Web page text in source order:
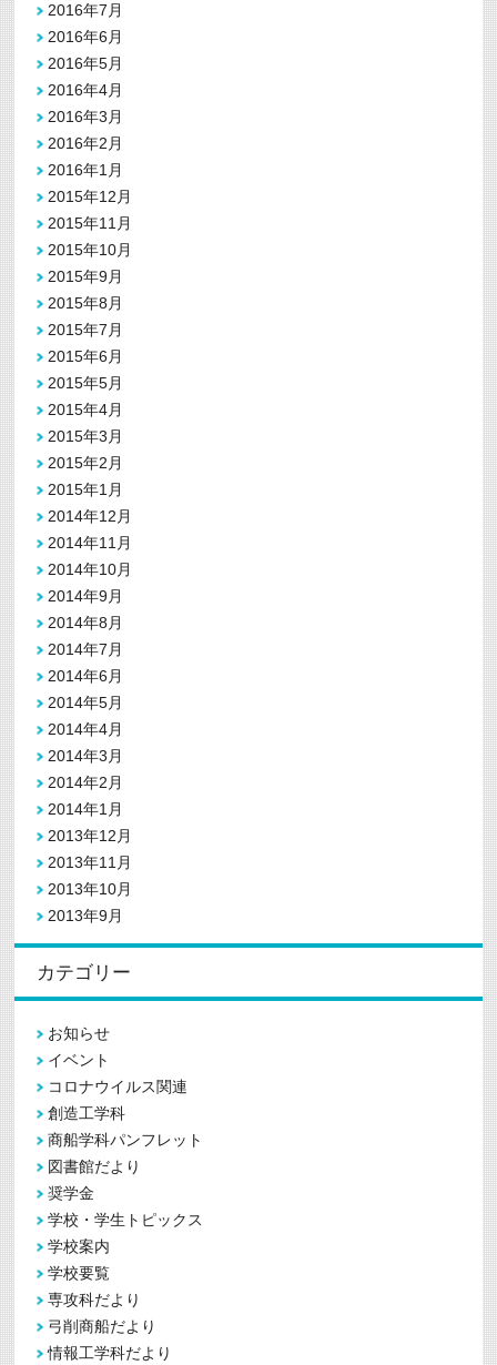
2016年7月
2016年6月
2016年5月
2016年4月
2016年3月
2016年2月
2016年1月
2015年12月
2015年11月
2015年10月
2015年9月
2015年8月
2015年7月
2015年6月
2015年5月
2015年4月
2015年3月
2015年2月
2015年1月
2014年12月
2014年11月
2014年10月
2014年9月
2014年8月
2014年7月
2014年6月
2014年5月
2014年4月
2014年3月
2014年2月
2014年1月
2013年12月
2013年11月
2013年10月
2013年9月
カテゴリー
お知らせ
イベント
コロナウイルス関連
創造工学科
商船学科パンフレット
図書館だより
奨学金
学校・学生トピックス
学校案内
学校要覧
専攻科だより
弓削商船だより
情報工学科だより